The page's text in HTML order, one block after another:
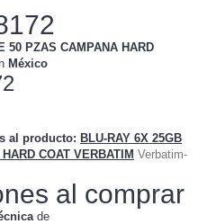
50 PZAS CAMPANA HARD
México
al producto: BLU-RAY 6X 25GB
COAT VERBATIM Verbatim-
al comprar
de